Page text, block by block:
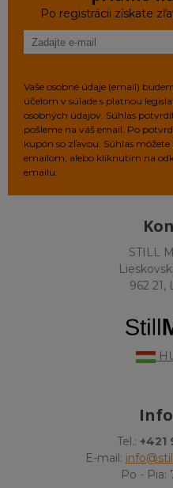
Po registrácii získate
Vaše osobné údaje (email)
účelom v súlade s platnou
osobných údajov. Súhlas
pošleme na váš email. Po
kupón so zľavou. Súhlas
emailom, alebo kliknutím na
emailu.
STILL
962 21,
Tel.: +421
E-mail:
Po - Pia: